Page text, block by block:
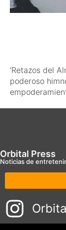
‘Retazos del
poderoso
Orbital Press
Noticias de